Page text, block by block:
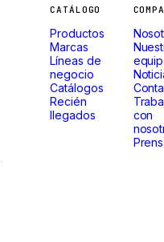
CATÁLOGO
Productos
Marcas
Líneas de
negocio
Catálogos
Recién
llegados
con